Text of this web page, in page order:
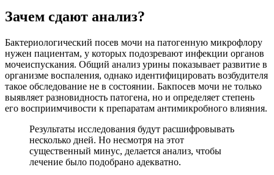
Зачем сдают анализ?
Бактериологический посев мочи на патогенную микрофлору
нужен пациентам, у которых подозревают инфекции органов
мочеиспускания. Общий анализ урины показывает развитие в
организме воспаления, однако идентифицировать возбудителя
такое обследование не в состоянии. Бакпосев мочи не только
выявляет разновидность патогена, но и определяет степень
его восприимчивости к препаратам антимикробного влияния.
Результаты исследования будут расшифровывать
несколько дней. Но несмотря на этот
существенный минус, делается анализ, чтобы
лечение было подобрано адекватно.